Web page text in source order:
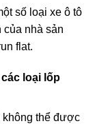
số loại xe ô tô
của nhà sản
flat.
loại lốp
không thể được